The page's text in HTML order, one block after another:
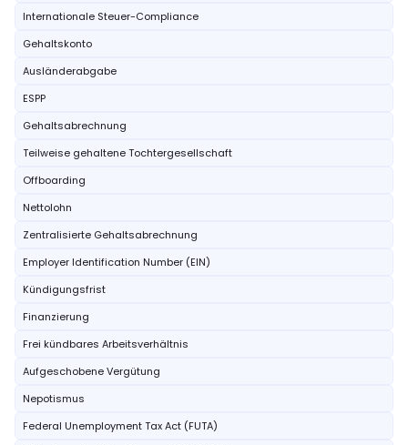
Internationale Steuer-Compliance
Gehaltskonto
Ausländerabgabe
ESPP
Gehaltsabrechnung
Teilweise gehaltene Tochtergesellschaft
Offboarding
Nettolohn
Zentralisierte Gehaltsabrechnung
Employer Identification Number (EIN)
Kündigungsfrist
Finanzierung
Frei kündbares Arbeitsverhältnis
Aufgeschobene Vergütung
Nepotismus
Federal Unemployment Tax Act (FUTA)